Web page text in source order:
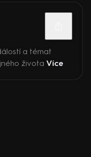
a témat
života Více